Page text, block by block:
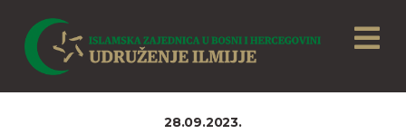
28.09.2023.